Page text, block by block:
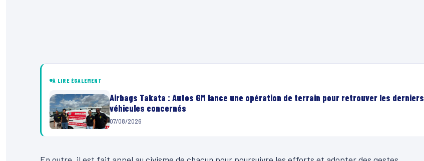
À LIRE ÉGALEMENT
Airbags Takata : Autos GM lance une opération de terrain pour retrouver les derniers
véhicules concernés
07/08/2026